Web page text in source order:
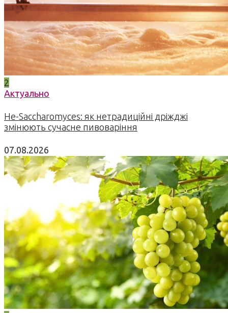
2
Актуально
Не-Saccharomyces: як нетрадиційні дріжджі
змінюють сучасне пивоваріння
07.08.2026